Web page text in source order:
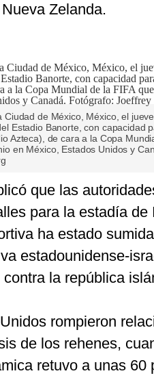
Zelanda.
Ciudad de México, México, el
Estadio Banorte, con capacidad
Azteca), de cara a la Copa
en México, Estados Unidos y
que las
para la estadía
ha estado
estadounidense-
la república
rompieron
de los rehenes,
retuvo a unas 60